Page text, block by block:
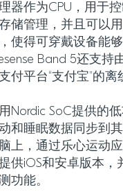
器作为CPU，用于
储管理，并且可以
使得可穿戴设备能
Band 5还支持
付平台“支付宝”的离
Nordic SoC提供的
和睡眠数据同步到
上，通过乐心运动
供iOS和安卓版本
功能。